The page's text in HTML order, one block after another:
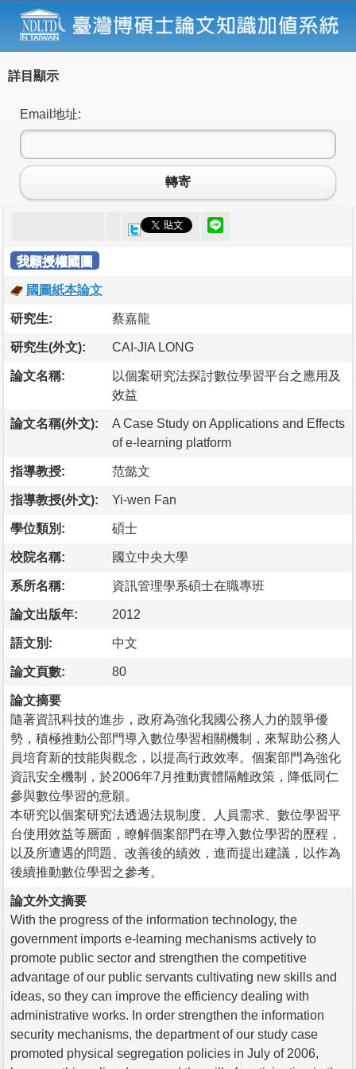
詳目顯示
Email地址:
轉寄
我願授權國圖
國圖紙本論文
研究生: 蔡嘉龍
研究生(外文): CAI-JIA LONG
論文名稱:
以個案研究法探討數位學習平台之應用及
效益
論文名稱(外文):
A Case Study on Applications and Effects
of e-learning platform
指導教授: 范懿文
指導教授(外文): Yi-wen Fan
學位類別: 碩士
校院名稱: 國立中央大學
系所名稱: 資訊管理學系碩士在職專班
論文出版年: 2012
語文別: 中文
論文頁數: 80
論文摘要
隨著資訊科技的進步，政府為強化我國公務人力的競爭優
勢，積極推動公部門導入數位學習相關機制，來幫助公務人
員培育新的技能與觀念，以提高行政效率。個案部門為強化
資訊安全機制，於2006年7月推動實體隔離政策，降低同仁
參與數位學習的意願。
本研究以個案研究法透過法規制度、人員需求、數位學習平
台使用效益等層面，瞭解個案部門在導入數位學習的歷程，
以及所遭遇的問題、改善後的績效，進而提出建議，以作為
後續推動數位學習之參考。
論文外文摘要
With the progress of the information technology, the
government imports e-learning mechanisms actively to
promote public sector and strengthen the competitive
advantage of our public servants cultivating new skills and
ideas, so they can improve the efficiency dealing with
administrative works. In order strengthen the information
security mechanisms, the department of our study case
promoted physical segregation policies in July of 2006,